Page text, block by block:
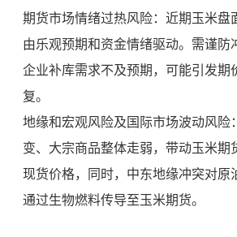
期货市场情绪过热风险：近期玉米盘
由乐观预期和资金情绪驱动。需谨防
企业补库需求不及预期，可能引发期
复。
地缘和宏观风险及国际市场波动风险
变、大宗商品整体走弱，带动玉米期
现货价格，同时，中东地缘冲突对原
通过生物燃料传导至玉米期货。